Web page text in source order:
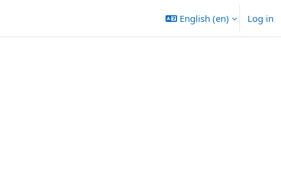
English ‎(en)‎ Log in